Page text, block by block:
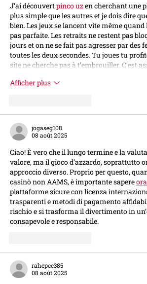
J’ai découvert pinco uz en cherchant une
plus simple que les autres et je dois dire
bien. Les jeux se lancent vite même quand
pas parfaite. Les retraits ne restent pas
jours et on ne se fait pas agresser par des
toutes les deux secondes. Tu joues tu
site ne cherche pas à t’embrouiller. C’est
Afficher plus
jogaseg108
08 août 2025
Ciao! È vero che il lungo termine e la
valore, ma il gioco d’azzardo, soprattutto
approccio diverso. Proprio per questo,
casinò non AAMS, è importante sapere ora
piattaforme sicure con licenza
trasparenti e metodi di pagamento
rischio e si trasforma il divertimento in
consapevole e responsabile.
rahepec385
08 août 2025